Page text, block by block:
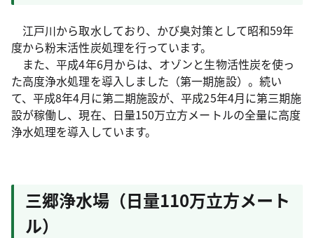
江戸川から取水しており、かび臭対策として昭和59年
度から粉末活性炭処理を行っています。
また、平成4年6月からは、オゾンと生物活性炭を使っ
た高度浄水処理を導入しました（第一期施設）。続い
て、平成8年4月に第二期施設が、平成25年4月に第三期施
設が稼働し、現在、日量150万立方メートルの全量に高度
浄水処理を導入しています。
三郷浄水場（日量110万立方メート
ル）